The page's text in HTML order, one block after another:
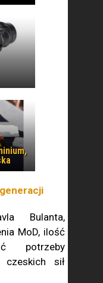
Bulanta,
MoD, ilość
potrzeby
czeskich sił